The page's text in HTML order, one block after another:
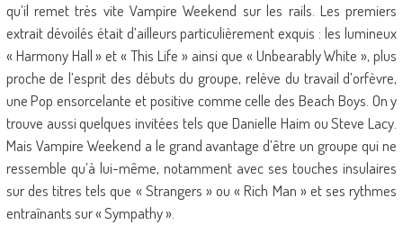
qu’il remet très vite Vampire Weekend sur les rails. Les premiers
extrait dévoilés était d’ailleurs particulièrement exquis : les lumineux
« Harmony Hall » et « This Life » ainsi que « Unbearably White », plus
proche de l’esprit des débuts du groupe, relève du travail d’orfèvre,
une Pop ensorcelante et positive comme celle des Beach Boys. On y
trouve aussi quelques invitées tels que Danielle Haim ou Steve Lacy.
Mais Vampire Weekend a le grand avantage d’être un groupe qui ne
ressemble qu’à lui-même, notamment avec ses touches insulaires
sur des titres tels que « Strangers » ou « Rich Man » et ses rythmes
entraînants sur « Sympathy ».